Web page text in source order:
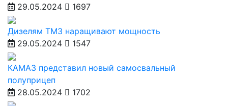
29.05.2024
1697
Дизелям ТМЗ наращивают мощность
29.05.2024
1547
КАМАЗ представил новый самосвальный
полуприцеп
28.05.2024
1702